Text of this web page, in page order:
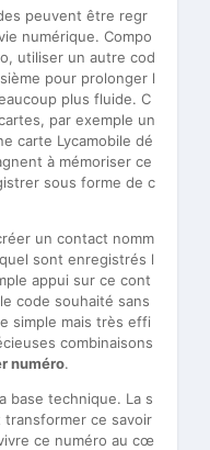
peuvent être regr
numérique. Compo
utiliser un autre cod
pour prolonger l
plus fluide. C
par exemple un
carte Lycamobile dé
à mémoriser ce
sous forme de c
un contact nomm
sont enregistrés l
appui sur ce cont
code souhaité sans
simple mais très effi
combinaisons
numéro.
base technique. La s
ce savoir
ce numéro au cœ